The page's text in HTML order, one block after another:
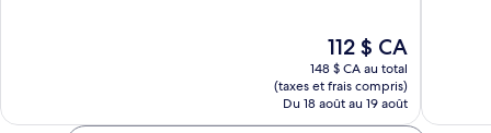
Le
prix
est
de
112 $ CA
112 $ CA
148 $ CA au total
(taxes et frais compris)
Du 18 août au 19 août